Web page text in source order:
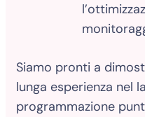
Siamo pronti a
lunga esperienza nel
programmazione